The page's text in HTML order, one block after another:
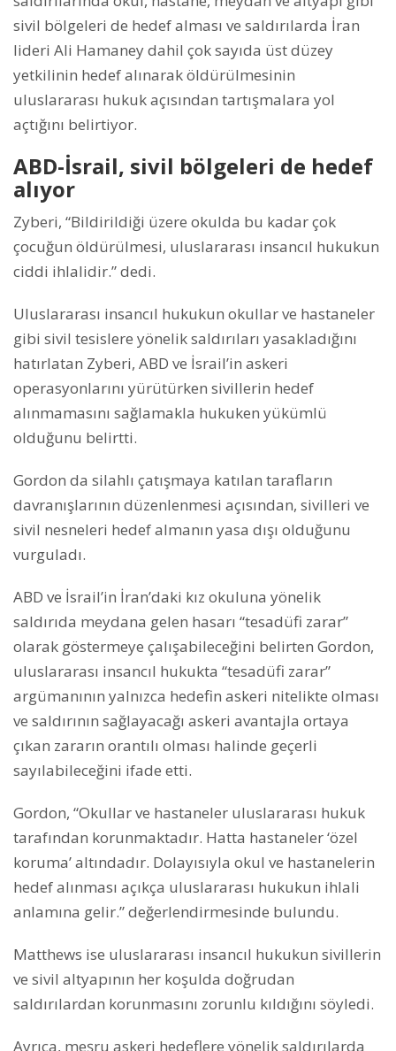
sivil bölgeleri de hedef alması ve saldırılarda İran
lideri Ali Hamaney dahil çok sayıda üst düzey
yetkilinin hedef alınarak öldürülmesinin
uluslararası hukuk açısından tartışmalara yol
açtığını belirtiyor.
ABD-İsrail, sivil bölgeleri de hedef
alıyor
Zyberi, “Bildirildiği üzere okulda bu kadar çok
çocuğun öldürülmesi, uluslararası insancıl hukukun
ciddi ihlalidir.” dedi.
Uluslararası insancıl hukukun okullar ve hastaneler
gibi sivil tesislere yönelik saldırıları yasakladığını
hatırlatan Zyberi, ABD ve İsrail’in askeri
operasyonlarını yürütürken sivillerin hedef
alınmamasını sağlamakla hukuken yükümlü
olduğunu belirtti.
Gordon da silahlı çatışmaya katılan tarafların
davranışlarının düzenlenmesi açısından, sivilleri ve
sivil nesneleri hedef almanın yasa dışı olduğunu
vurguladı.
ABD ve İsrail’in İran’daki kız okuluna yönelik
saldırıda meydana gelen hasarı “tesadüfi zarar”
olarak göstermeye çalışabileceğini belirten Gordon,
uluslararası insancıl hukukta “tesadüfi zarar”
argümanının yalnızca hedefin askeri nitelikte olması
ve saldırının sağlayacağı askeri avantajla ortaya
çıkan zararın orantılı olması halinde geçerli
sayılabileceğini ifade etti.
Gordon, “Okullar ve hastaneler uluslararası hukuk
tarafından korunmaktadır. Hatta hastaneler ‘özel
koruma’ altındadır. Dolayısıyla okul ve hastanelerin
hedef alınması açıkça uluslararası hukukun ihlali
anlamına gelir.” değerlendirmesinde bulundu.
Matthews ise uluslararası insancıl hukukun sivillerin
ve sivil altyapının her koşulda doğrudan
saldırılardan korunmasını zorunlu kıldığını söyledi.
Ayrıca, meşru askeri hedeflere yönelik saldırılarda